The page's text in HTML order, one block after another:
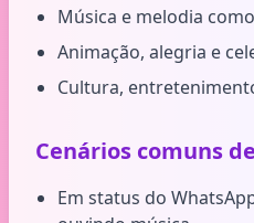
Música e melodia
Animação, alegria e
Cultura,
Cenários comuns
Em status do